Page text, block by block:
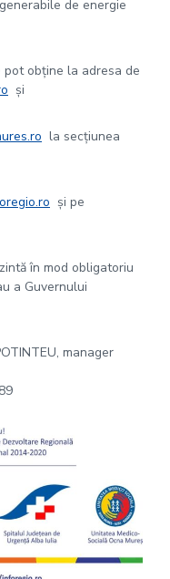
de energie
pot obține la adresa de
și
la secțiunea
și pe
în mod obligatoriu
a Guvernului
manager